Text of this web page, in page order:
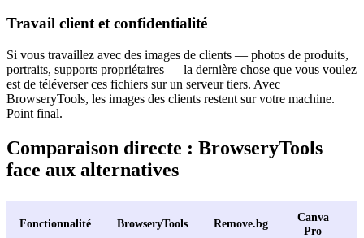
Travail client et confidentialité
Si vous travaillez avec des images de clients — photos de produits,
portraits, supports propriétaires — la dernière chose que vous voulez
est de téléverser ces fichiers sur un serveur tiers. Avec
BrowseryTools, les images des clients restent sur votre machine.
Point final.
Comparaison directe : BrowseryTools
face aux alternatives
Fonctionnalité BrowseryTools Remove.bg
Canva
Pro